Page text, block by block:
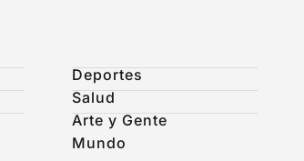
Deportes
Salud
Arte y Gente
Mundo